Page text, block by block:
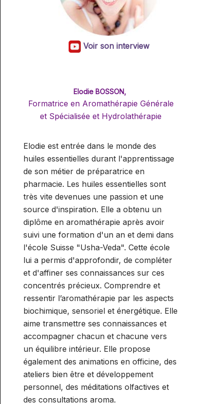
Voir son interview
Elodie BOSSON,
Formatrice en Aromathérapie Générale
et Spécialisée et Hydrolathérapie
Elodie est entrée dans le monde des
huiles essentielles durant l'apprentissage
de son métier de préparatrice en
pharmacie. Les huiles essentielles sont
très vite devenues une passion et une
source d'inspiration. Elle a obtenu un
diplôme en aromathérapie après avoir
suivi une formation d'un an et demi dans
l'école Suisse "Usha-Veda". Cette école
lui a permis d'approfondir, de compléter
et d'affiner ses connaissances sur ces
concentrés précieux. Comprendre et
ressentir l’aromathérapie par les aspects
biochimique, sensoriel et énergétique. Elle
aime transmettre ses connaissances et
accompagner chacun et chacune vers
un équilibre intérieur. Elle propose
également des animations en officine, des
ateliers bien être et développement
personnel, des méditations olfactives et
des consultations aroma.